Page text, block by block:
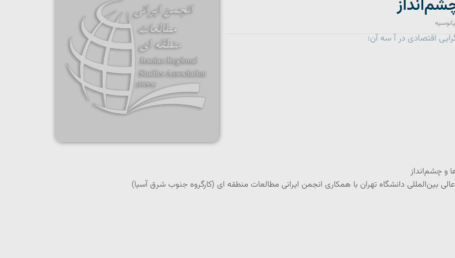
اقتصادی در آ سه آن؛
و چشم‌انداز
بین‌المللی دانشگاه تهران با همکاری انجمن ایرانی مطالعات منطقه ای (کارگروه جنوب شرق آسیا)